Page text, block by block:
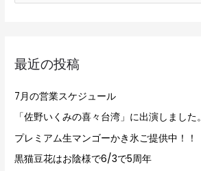
索
:最近の投稿
7月の営業スケジュール
「佐野いくみの喜々台湾」に出演しました。
プレミアム生マンゴーかき氷ご提供中！！
黒猫豆花はお陰様で6/3で5周年